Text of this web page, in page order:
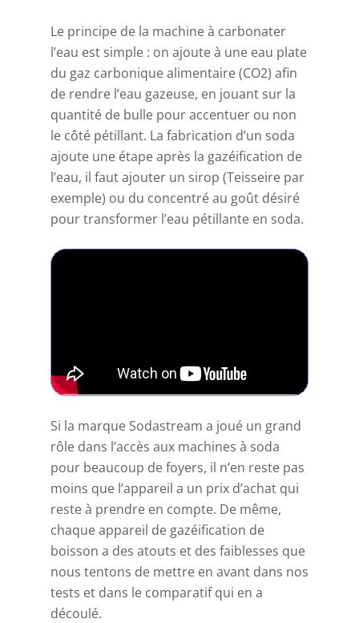
Le principe de la machine à carbonater
l’eau est simple : on ajoute à une eau plate
du gaz carbonique alimentaire (CO2) afin
de rendre l’eau gazeuse, en jouant sur la
quantité de bulle pour accentuer ou non
le côté pétillant. La fabrication d’un soda
ajoute une étape après la gazéification de
l’eau, il faut ajouter un sirop (Teisseire par
exemple) ou du concentré au goût désiré
pour transformer l’eau pétillante en soda.
Si la marque Sodastream a joué un grand
rôle dans l’accès aux machines à soda
pour beaucoup de foyers, il n’en reste pas
moins que l’appareil a un prix d’achat qui
reste à prendre en compte. De même,
chaque appareil de gazéification de
boisson a des atouts et des faiblesses que
nous tentons de mettre en avant dans nos
tests et dans le comparatifqui en a
découlé.